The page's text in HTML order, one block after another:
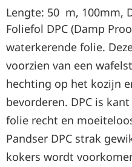
Lengte: 50 m, 100mm,
Foliefol DPC (Damp
waterkerende folie.
voorzien van een
hechting op het kozijn
bevorderen. DPC is
folie recht en
Pandser DPC strak
kokers wordt